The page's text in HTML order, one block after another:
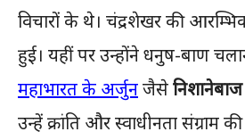
विचारों के थे। चंद्रशेखर की
हुई। यहीं पर उन्होंने धनुष-बाण
महाभारत के अर्जुनजैसेनिशानेबाज
उन्हें क्रांति और स्वाधीनता संग्राम